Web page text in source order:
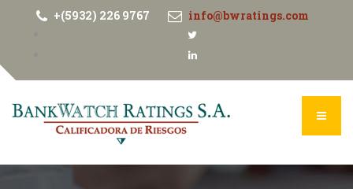
+(5932) 226 9767 info@bwratings.com